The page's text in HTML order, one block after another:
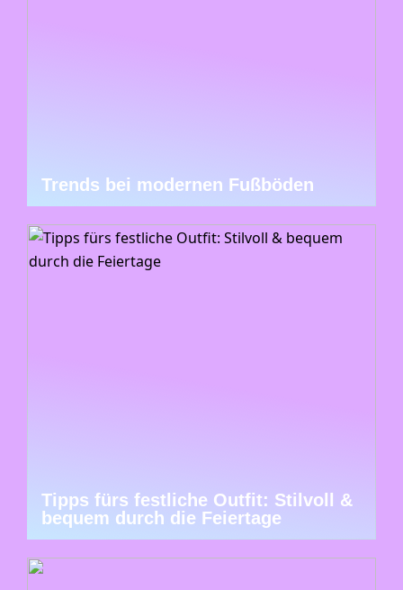
Trends bei modernen Fußböden
Tipps fürs festliche Outfit: Stilvoll &
bequem durch die Feiertage